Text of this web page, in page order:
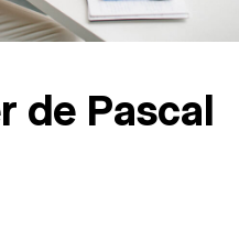
de Pascal